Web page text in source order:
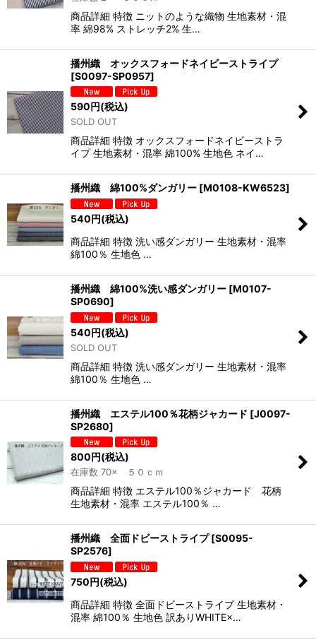
商品詳細 特徴 ニットのような織物 生地素材・混
率 綿98% ストレッチ2% 生…
播州織 オックスフォードネイビーストライプ
[S0097-SP0957]
590円(税込)
SOLD OUT
商品詳細 特徴 オックスフォードネイビーストラ
イプ 生地素材・混率 綿100% 生地色 ネイ…
播州織 綿100%ダンガリー [M0108-KW6523]
540円(税込)
商品詳細 特徴 洗い感ダンガリー 生地素材・混率
綿100％ 生地色 …
播州織 綿100%洗い感ダンガリー [M0107-
SP0690]
540円(税込)
SOLD OUT
商品詳細 特徴 洗い感ダンガリー 生地素材・混率
綿100％ 生地色 …
播州織 エステル100％花柄ジャカード [J0097-
SP2680]
800円(税込)
在庫数 70× ５０ｃｍ
商品詳細 特徴 エステル100％ジャカード 花柄
生地素材・混率 エステル100％ …
播州織 全面ドビーストライプ [S0095-
SP2576]
750円(税込)
商品詳細 特徴 全面ドビーストライプ 生地素材・
混率 綿100％ 生地色 訳ありWHITE×…